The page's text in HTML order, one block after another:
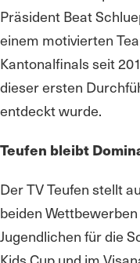
Präsident Beat
einem motivierten
Kantonalfinals seit
dieser ersten
entdeckt wurde.
Teufen bleibt
Der TV Teufen stellt
beiden
Jugendlichen für die